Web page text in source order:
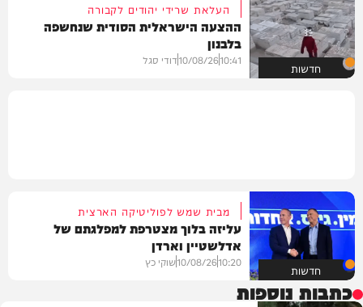
חדשות
העלאת שרידי יהודים לקבורה
ההצעה הישראלית הסודית שנחשפה
בלבנון
10:41
10/08/26דודי סגל
חדשות
מבית שמש לפוליטיקה הארצית
עליזה בלוך מצטרפת למפלגתם של
אדלשטיין וארדן
10:20
10/08/26שוקי כץ
כתבות נוספות